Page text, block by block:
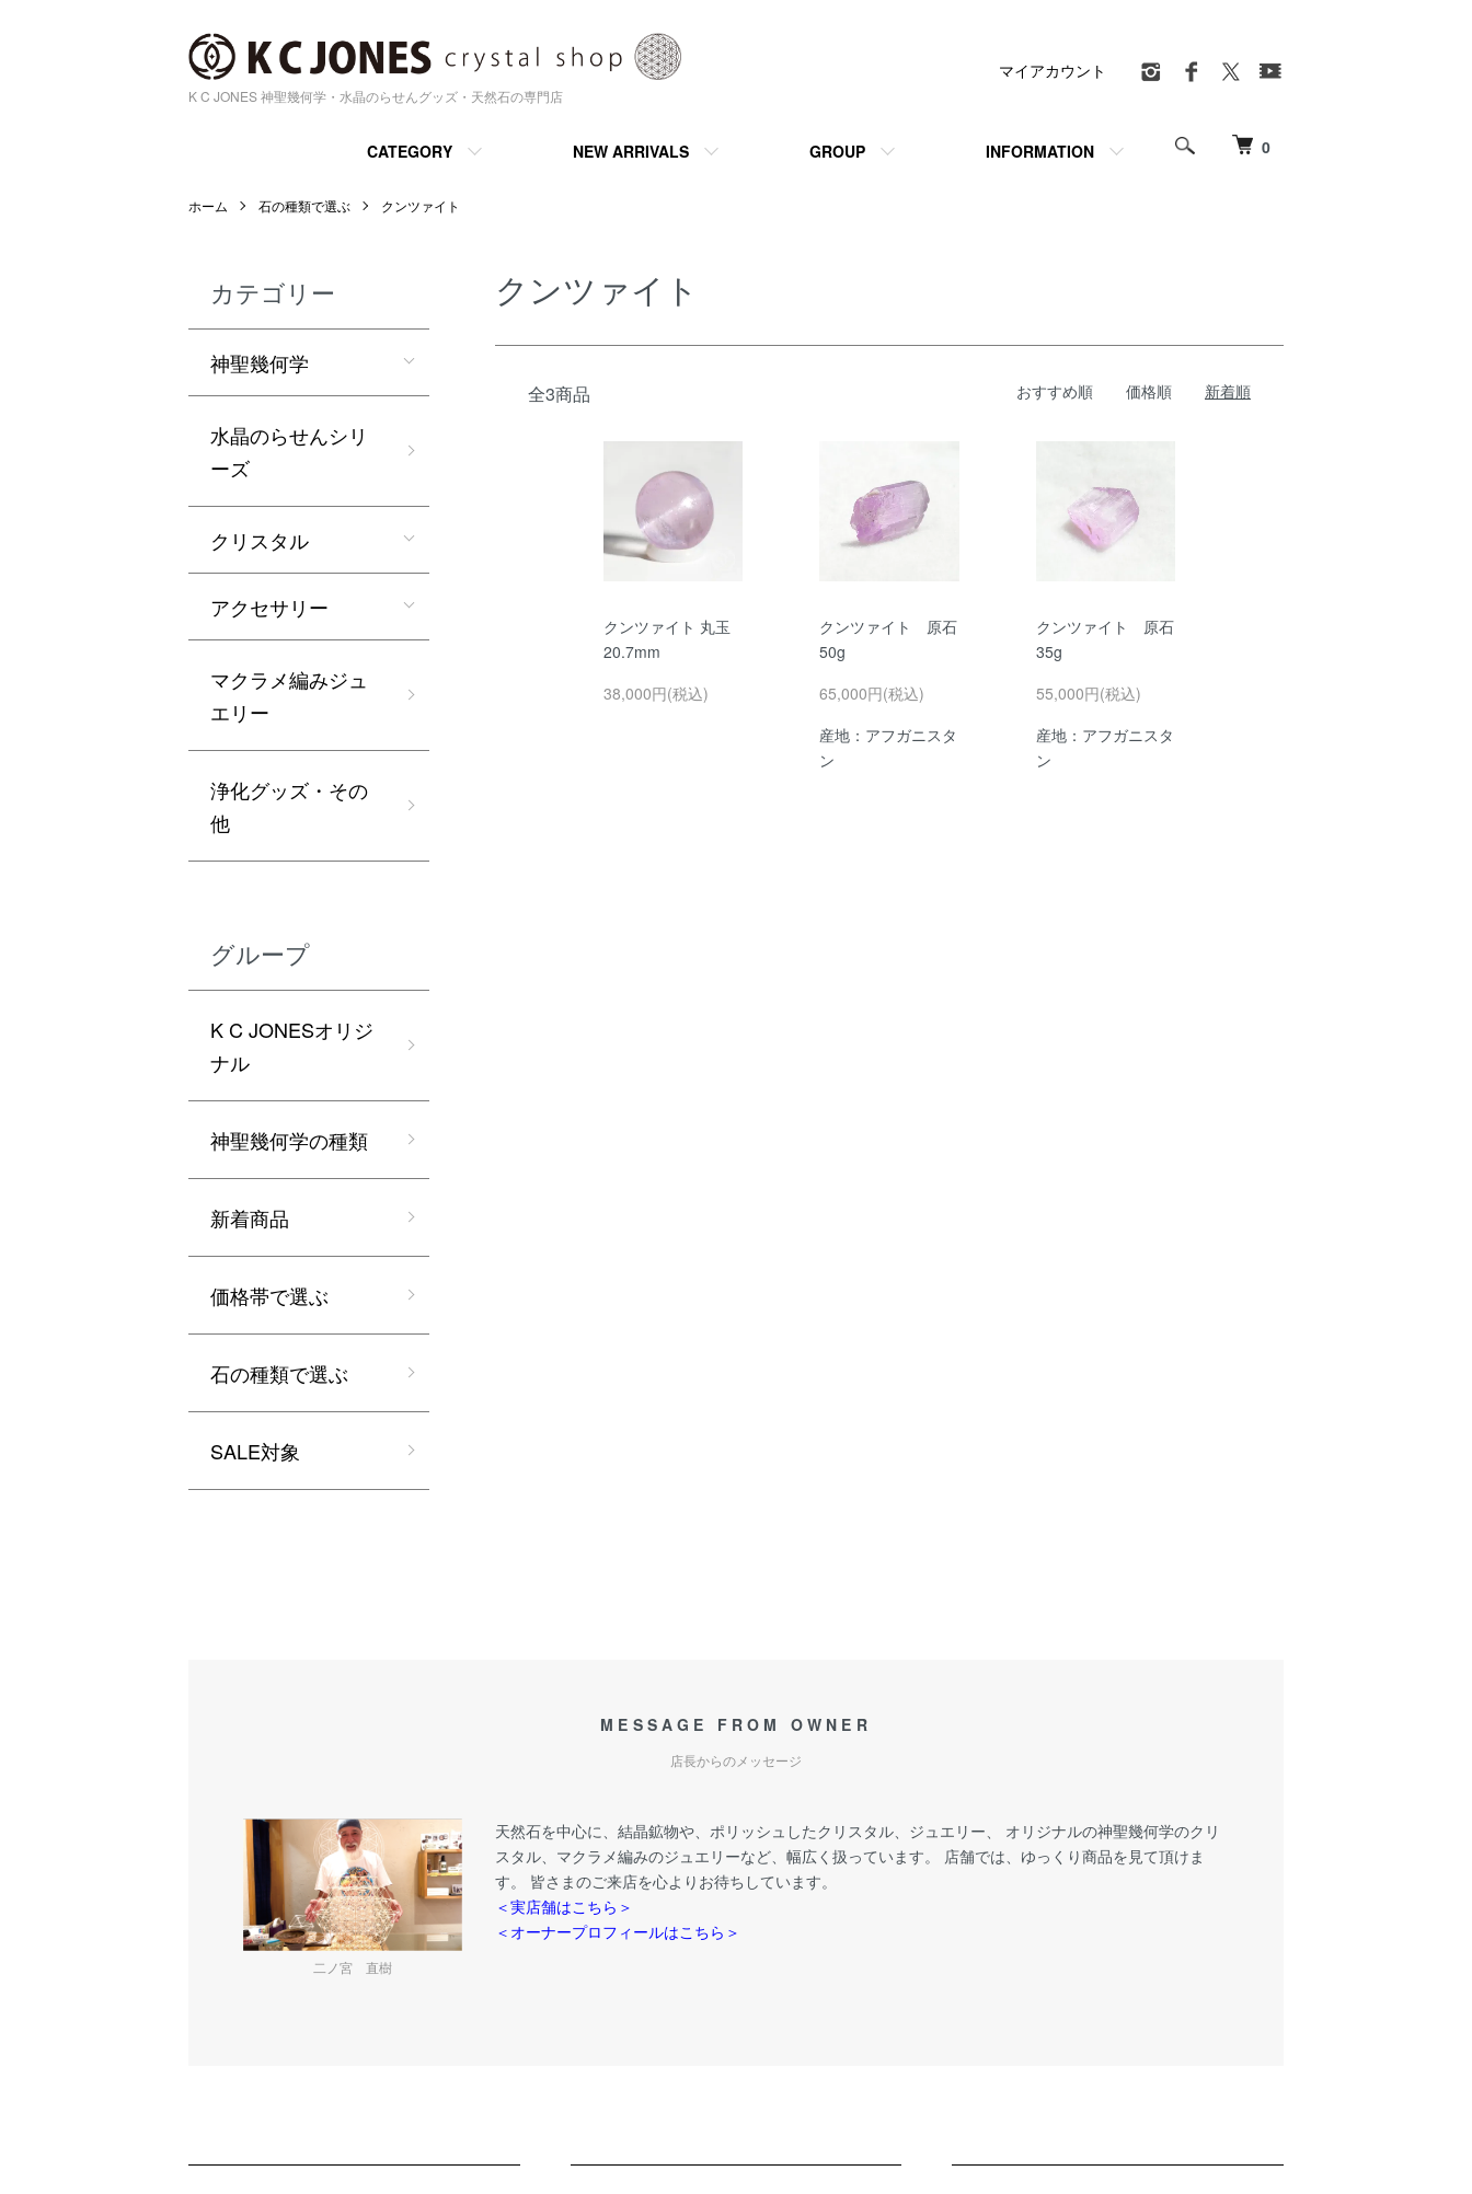
K C JONES 神聖幾何学・水晶のらせんグッズ・天然石の専門店
0
CATEGORY NEW ARRIVALS GROUP INFORMATION
マイアカウント
ホーム 石の種類で選ぶ クンツァイト
クンツァイト
全3商品 おすすめ順 価格順 新着順
クンツァイト 丸玉
20.7mm
38,000円(税込)
クンツァイト 原石
50g
65,000円(税込)
産地：アフガニスタ
ン
クンツァイト 原石
35g
55,000円(税込)
産地：アフガニスタ
ン
カテゴリー
神聖幾何学
水晶のらせんシリ
ーズ
クリスタル
アクセサリー
マクラメ編みジュ
エリー
浄化グッズ・その
他
グループ
K C JONESオリジ
ナル
神聖幾何学の種類
新着商品
価格帯で選ぶ
石の種類で選ぶ
SALE対象
MESSAGE FROM OWNER
店長からのメッセージ
二ノ宮 直樹
天然石を中心に、結晶鉱物や、ポリッシュしたクリスタル、ジュエリー、 オリジナルの神聖幾何学のクリ
スタル、マクラメ編みのジュエリーなど、幅広く扱っています。 店舗では、ゆっくり商品を見て頂けま
す。 皆さまのご来店を心よりお待ちしています。
＜実店舗はこちら＞
＜オーナープロフィールはこちら＞